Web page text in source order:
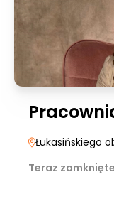
Łukasińskiego
Teraz zamknięte